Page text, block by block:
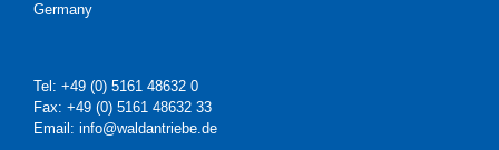
Germany
Tel: +49 (0) 5161 48632 0
Fax: +49 (0) 5161 48632 33
Email: info@waldantriebe.de